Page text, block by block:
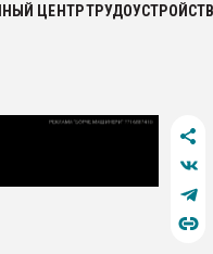
ЦЕНТР